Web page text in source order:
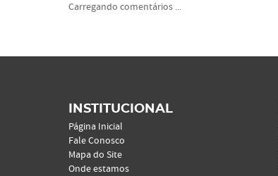
Carregando comentários ...
INSTITUCIONAL
Página Inicial
Fale Conosco
Mapa do Site
Onde estamos